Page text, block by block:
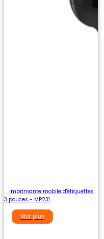
Imprimante mobile d'étiquettes
3 pouces - MP231
Voir plus